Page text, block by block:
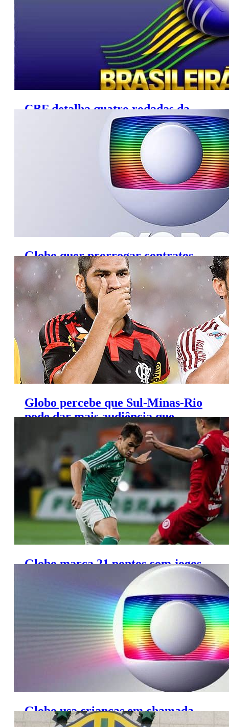
CBF detalha quatro rodadas da
Série A; veja jogos da TV
Globo quer prorrogar contratos
com os clubes até 2020
Globo percebe que Sul-Minas-Rio
pode dar mais audiência que
estaduais, diz blog
Globo marca 21 pontos com jogos
Globo usa crianças em chamada